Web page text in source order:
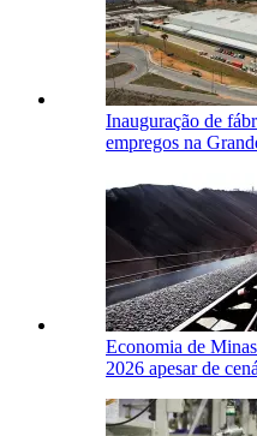
Inauguração de
empregos na
Economia de
2026 apesar de